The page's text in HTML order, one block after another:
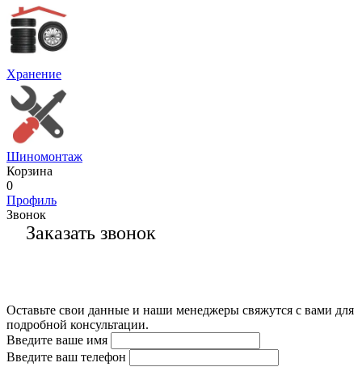
Хранение
Шиномонтаж
Корзина
0
Профиль
Звонок
Заказать звонок
Оставьте свои данные и наши менеджеры свяжутся с вами для
подробной консультации.
Введите ваше имя
Введите ваш телефон